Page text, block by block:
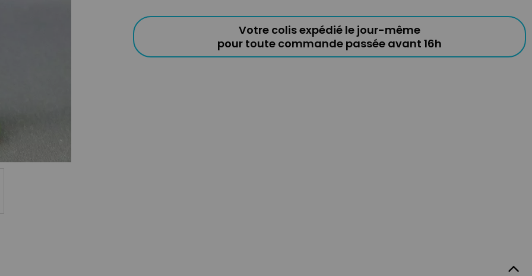
Votre colis expédié le jour-même
pour toute commande passée avant 16h